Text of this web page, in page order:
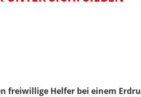
freiwillige Helfer bei einem